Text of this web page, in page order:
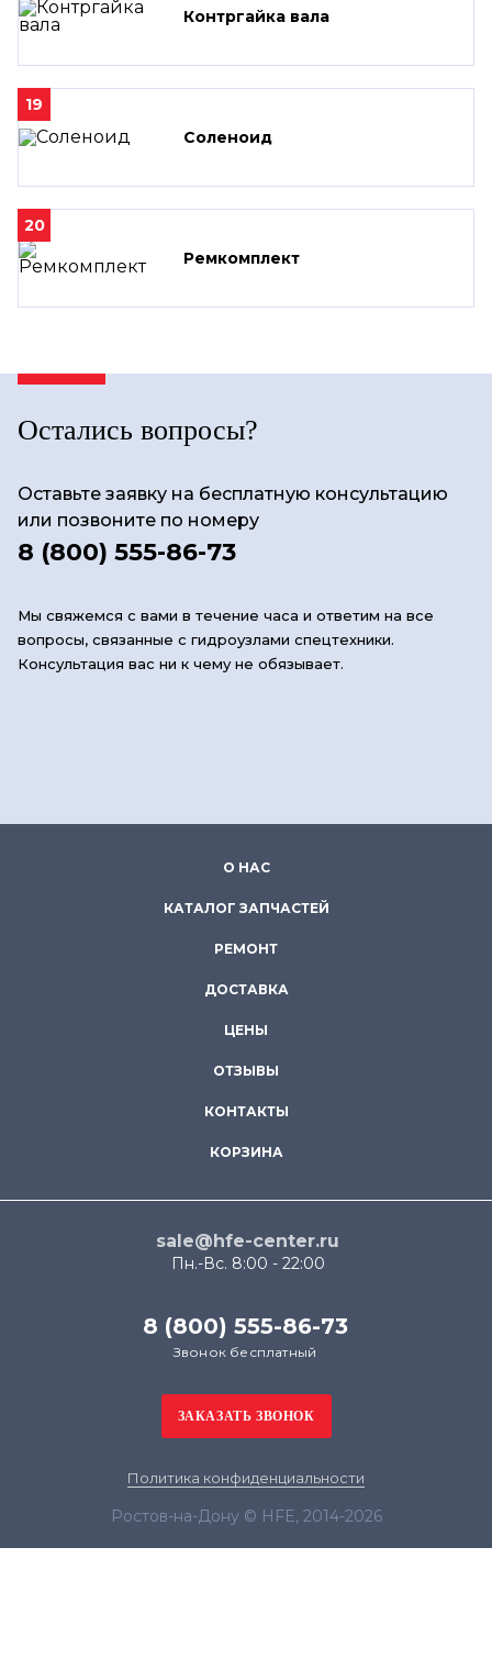
Контргайка вала
19
Соленоид
20
Ремкомплект
Остались вопросы?
Оставьте заявку на бесплатную консультацию
или позвоните по номеру
8 (800) 555-86-73
Мы свяжемся с вами в течение часа и ответим на все
вопросы, связанные с гидроузлами спецтехники.
Консультация вас ни к чему не обязывает.
О НАС
КАТАЛОГ ЗАПЧАСТЕЙ
РЕМОНТ
ДОСТАВКА
ЦЕНЫ
ОТЗЫВЫ
КОНТАКТЫ
КОРЗИНА
sale@hfe-center.ru
Пн.-Вс. 8:00 - 22:00
8 (800) 555-86-73
Звонок бесплатный
Политика конфиденциальности
Ростов-на-Дону © HFE, 2014-2026